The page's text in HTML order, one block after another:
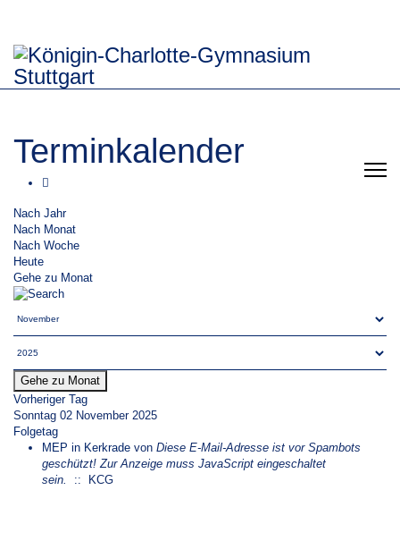
Terminkalender
Nach Jahr
Nach Monat
Nach Woche
Heute
Gehe zu Monat
Gehe zu Monat
Vorheriger Tag
Sonntag 02 November 2025
Folgetag
MEP in Kerkrade von Diese E-Mail-Adresse ist vor Spambots
geschützt! Zur Anzeige muss JavaScript eingeschaltet
sein.
:: KCG